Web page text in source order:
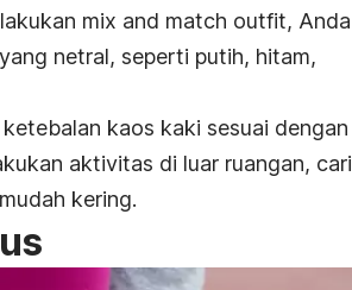
mix and match outfit, Anda
netral, seperti putih, hitam,
kaos kaki sesuai dengan
aktivitas di luar ruangan, cari
kering.